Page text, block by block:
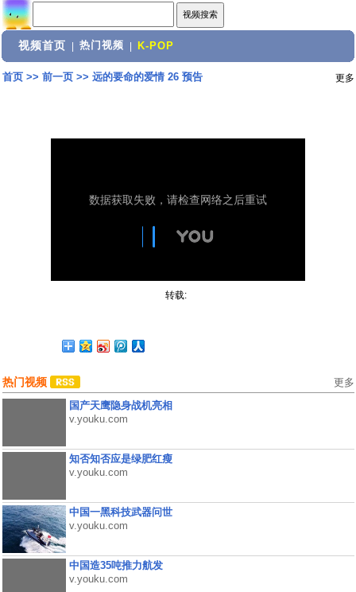
视频首页 热门视频 K-POP
首页>> 前一页>> 远的要命的爱情 26 预告 更多
转载:
热门视频 更多
国产天鹰隐身战机亮相
v.youku.com
知否知否应是绿肥红瘦
v.youku.com
中国一黑科技武器问世
v.youku.com
中国造35吨推力航发
v.youku.com